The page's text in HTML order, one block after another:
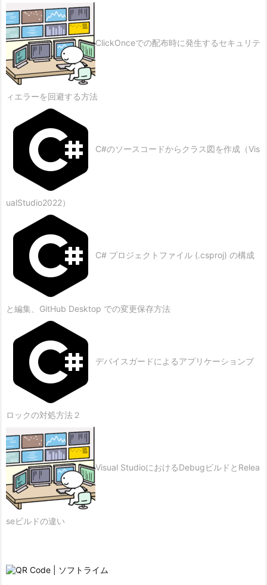
ClickOnceでの配布時に発生するセキュリテ
ィエラーを回避する方法
C#のソースコードからクラス図を作成（Vis
ualStudio2022）
C# プロジェクトファイル (.csproj) の構成
と編集、GitHub Desktop での変更保存方法
デバイスガードによるアプリケーションブ
ロックの対処方法２
Visual StudioにおけるDebugビルドとRelea
seビルドの違い